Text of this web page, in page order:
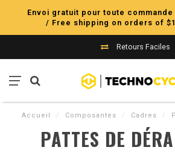
Envoi gratuit pour toute commande
/ Free shipping on orders of
Retours Faciles
Accueil / Composantes / Cadres /
PATTES DE